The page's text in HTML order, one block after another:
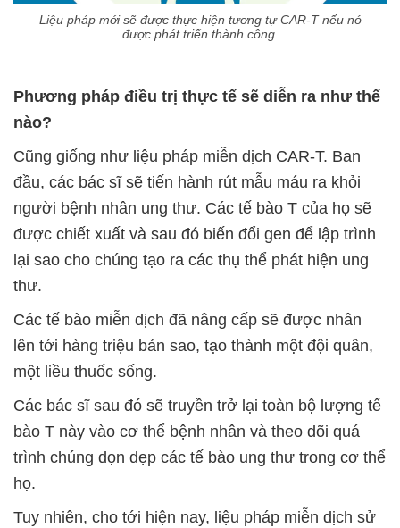
Liệu pháp mới sẽ được thực hiện tương tự CAR-T nếu nó
được phát triển thành công.
Phương pháp điều trị thực tế sẽ diễn ra như thế
nào?
Cũng giống như liệu pháp miễn dịch CAR-T. Ban
đầu, các bác sĩ sẽ tiến hành rút mẫu máu ra khỏi
người bệnh nhân ung thư. Các tế bào T của họ sẽ
được chiết xuất và sau đó biến đổi gen để lập trình
lại sao cho chúng tạo ra các thụ thể phát hiện ung
thư.
Các tế bào miễn dịch đã nâng cấp sẽ được nhân
lên tới hàng triệu bản sao, tạo thành một đội quân,
một liều thuốc sống.
Các bác sĩ sau đó sẽ truyền trở lại toàn bộ lượng tế
bào T này vào cơ thể bệnh nhân và theo dõi quá
trình chúng dọn dẹp các tế bào ung thư trong cơ thể
họ.
Tuy nhiên, cho tới hiện nay, liệu pháp miễn dịch sử